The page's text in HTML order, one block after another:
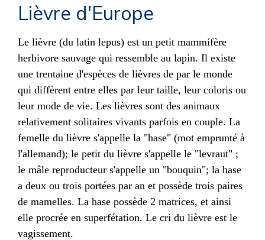
Lièvre d'Europe
Le lièvre (du latin lepus) est un petit mammifère
herbivore sauvage qui ressemble au lapin. Il existe
une trentaine d'espèces de lièvres de par le monde
qui diffèrent entre elles par leur taille, leur coloris ou
leur mode de vie. Les lièvres sont des animaux
relativement solitaires vivants parfois en couple. La
femelle du lièvre s'appelle la "hase" (mot emprunté à
l'allemand); le petit du lièvre s'appelle le "levraut" ;
le mâle reproducteur s'appelle un "bouquin"; la hase
a deux ou trois portées par an et possède trois paires
de mamelles. La hase possède 2 matrices, et ainsi
elle procrée en superfétation. Le cri du lièvre est le
vagissement.